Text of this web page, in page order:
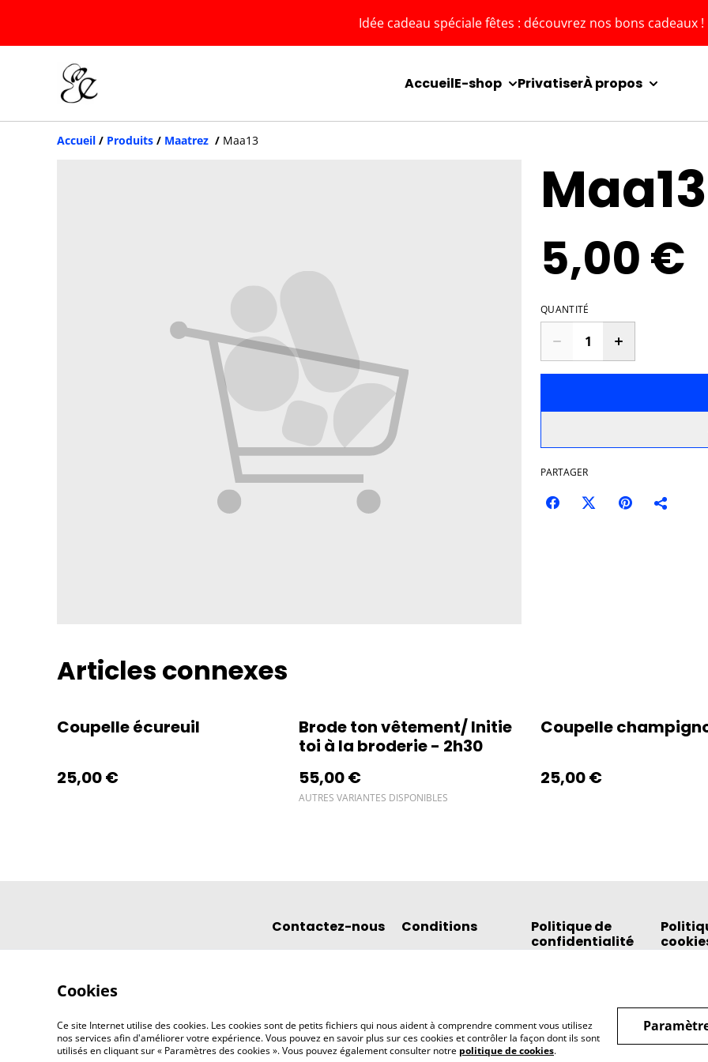
Idée cadeau spéciale fêtes : découvrez nos bons cadeaux !
AccueilE-shop PrivatiserÀ propos
Accueil / Produits / Maatrez / Maa13
Maa13
5,00 €
QUANTITÉ
PARTAGER
Articles connexes
Coupelle écureuil
25,00 €
Brode ton vêtement/ Initie
toi à la broderie - 2h30
55,00 €
AUTRES VARIANTES DISPONIBLES
Coupelle
25,00 €
Contactez-nous Conditions
Politique de
confidentialité
©2026 l'éclipse
Cookies
Ce site Internet utilise des cookies. Les cookies sont de petits fichiers qui nous aident à comprendre comment vous utilisez
nos services afin d'améliorer votre expérience. Vous pouvez en savoir plus sur ces cookies et contrôler la façon dont ils sont
utilisés en cliquant sur « Paramètres des cookies ». Vous pouvez également consulter notre politique de cookies.